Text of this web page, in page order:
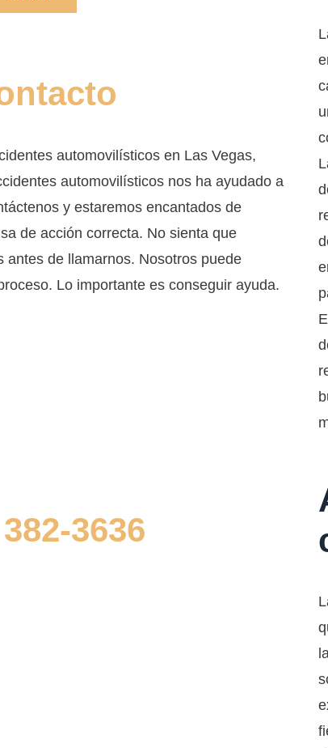
automovilísticos en Las Vegas,
automovilísticos nos ha ayudado a
y estaremos encantados de
de acción correcta. No sienta que
antes de llamarnos. Nosotros puede
Lo importante es conseguir ayuda.
3636